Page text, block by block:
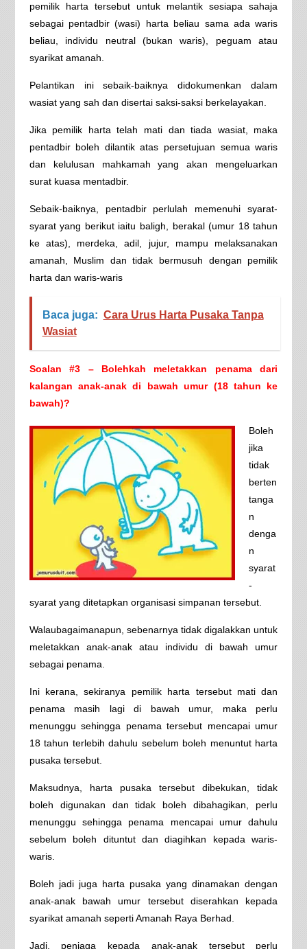
pemilik harta tersebut untuk melantik sesiapa sahaja
sebagai pentadbir (wasi) harta beliau sama ada waris
beliau, individu neutral (bukan waris), peguam atau
syarikat amanah.
Pelantikan ini sebaik-baiknya didokumenkan dalam
wasiat yang sah dan disertai saksi-saksi berkelayakan.
Jika pemilik harta telah mati dan tiada wasiat, maka
pentadbir boleh dilantik atas persetujuan semua waris
dan kelulusan mahkamah yang akan mengeluarkan
surat kuasa mentadbir.
Sebaik-baiknya, pentadbir perlulah memenuhi syarat-
syarat yang berikut iaitu baligh, berakal (umur 18 tahun
ke atas), merdeka, adil, jujur, mampu melaksanakan
amanah, Muslim dan tidak bermusuh dengan pemilik
harta dan waris-waris
Baca juga: Cara Urus Harta Pusaka Tanpa
Wasiat
Soalan #3 – Bolehkah meletakkan penama dari
kalangan anak-anak di bawah umur (18 tahun ke
bawah)?
Boleh
jika
tidak
berten
tanga
n
denga
n
syarat
-
syarat yang ditetapkan organisasi simpanan tersebut.
Walaubagaimanapun, sebenarnya tidak digalakkan untuk
meletakkan anak-anak atau individu di bawah umur
sebagai penama.
Ini kerana, sekiranya pemilik harta tersebut mati dan
penama masih lagi di bawah umur, maka perlu
menunggu sehingga penama tersebut mencapai umur
18 tahun terlebih dahulu sebelum boleh menuntut harta
pusaka tersebut.
Maksudnya, harta pusaka tersebut dibekukan, tidak
boleh digunakan dan tidak boleh dibahagikan, perlu
menunggu sehingga penama mencapai umur dahulu
sebelum boleh dituntut dan diagihkan kepada waris-
waris.
Boleh jadi juga harta pusaka yang dinamakan dengan
anak-anak bawah umur tersebut diserahkan kepada
syarikat amanah seperti Amanah Raya Berhad.
Jadi, penjaga kepada anak-anak tersebut perlu